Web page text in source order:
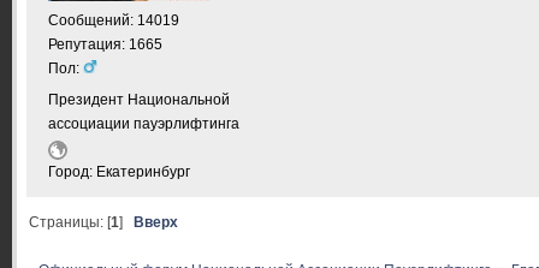
Сообщений: 14019
Репутация: 1665
Пол:
Президент Национальной
ассоциации пауэрлифтинга
Город: Екатеринбург
Страницы: [1]Вверх